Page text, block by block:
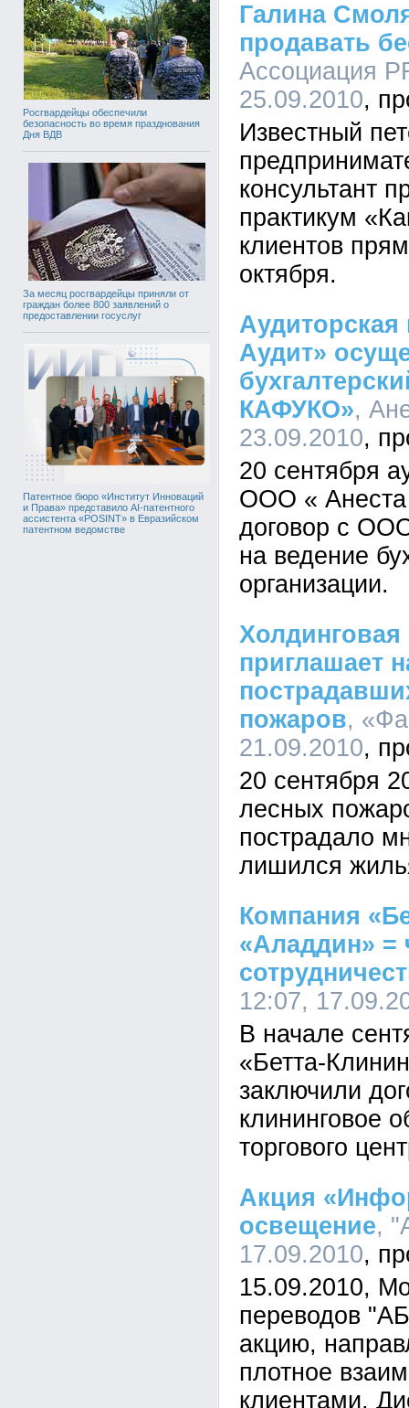
Росгвардейцы обеспечили
безопасность во время празднования
Дня ВДВ
За месяц росгвардейцы приняли от
граждан более 800 заявлений о
предоставлении госуслуг
Патентное бюро «Институт Инноваций
и Права» представило AI-патентного
ассистента «POSINT» в Евразийском
патентном ведомстве
Галина
продавать
Ассоциация
25.09.2010
Известный
консультант
практикум
клиентов
октября.
Аудиторская
Аудит»
КАФУКО»,
23.09.2010
20 сентября
ООО « Анеста
договор с
на ведение
организации.
приглашает
пожаров,
21.09.2010
20 сентября
лесных
пострадало
лишился
Компания
«Аладдин» =
12:07,
В начале
«Бетта-
заключили
клининговое
торгового
Акция
освещение,
17.09.2010
15.09.2010,
переводов
акцию,
плотное
клиентами.